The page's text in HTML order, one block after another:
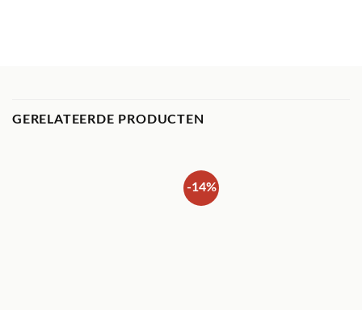
GERELATEERDE PRODUCTEN
-14%